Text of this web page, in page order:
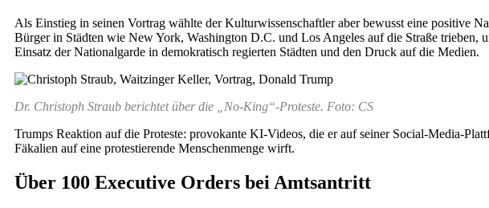
Als Einstieg in seinen Vortrag wählte der Kulturwissenschaftler aber bewusst eine positive
Bürger in Städten wie New York, Washington D.C. und Los Angeles auf die Straße trieben,
Einsatz der Nationalgarde in demokratisch regierten Städten und den Druck auf die Medien.
Dr. Christoph Straub berichtet über die „No-King“-Proteste. Foto: CS
Trumps Reaktion auf die Proteste: provokante KI-Videos, die er auf seiner Social-Media-
Fäkalien auf eine protestierende Menschenmenge wirft.
Über 100 Executive Orders bei Amtsantritt